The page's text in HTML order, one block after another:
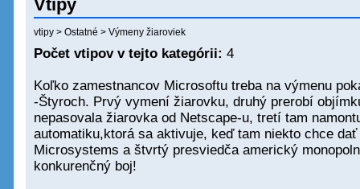
Vtipy
vtipy > Ostatné > Výmeny žiaroviek
Počet vtipov v tejto kategórii: 4
Koľko zamestnancov Microsoftu treba na výmenu
-Štyroch. Prvý vymení žiarovku, druhý prerobí
nepasovala žiarovka od Netscape-u, tretí tam
automatiku,ktorá sa aktivuje, keď tam niekto chce
Microsystems a štvrtý presviedča americký
konkurenčný boj!